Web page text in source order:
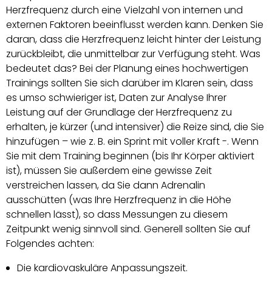
Herzfrequenz durch eine Vielzahl von internen und
externen Faktoren beeinflusst werden kann. Denken Sie
daran, dass die Herzfrequenz leicht hinter der Leistung
zurückbleibt, die unmittelbar zur Verfügung steht. Was
bedeutet das? Bei der Planung eines hochwertigen
Trainings sollten Sie sich darüber im Klaren sein, dass
es umso schwieriger ist, Daten zur Analyse Ihrer
Leistung auf der Grundlage der Herzfrequenz zu
erhalten, je kürzer (und intensiver) die Reize sind, die Sie
hinzufügen – wie z. B. ein Sprint mit voller Kraft -. Wenn
Sie mit dem Training beginnen (bis Ihr Körper aktiviert
ist), müssen Sie außerdem eine gewisse Zeit
verstreichen lassen, da Sie dann Adrenalin
ausschütten (was Ihre Herzfrequenz in die Höhe
schnellen lässt), so dass Messungen zu diesem
Zeitpunkt wenig sinnvoll sind. Generell sollten Sie auf
Folgendes achten:
Die kardiovaskuläre Anpassungszeit.